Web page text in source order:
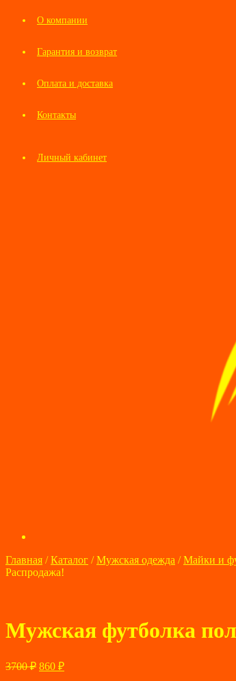
О компании
Гарантия и возврат
Оплата и доставка
Контакты
Личный кабинет
Главная /Каталог /Мужская одежда /Майки и
Распродажа!
Мужская футболка
3700₽ Первоначальная
860 ₽Текущая